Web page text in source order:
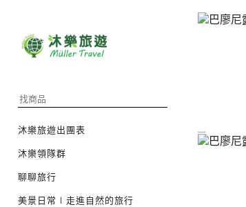
沐樂旅遊出團表
沐樂領隊群
聊聊旅行
美景日常∣走進自然的旅行